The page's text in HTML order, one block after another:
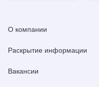
О компании
Раскрытие информации
Вакансии